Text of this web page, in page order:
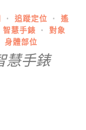
· 追蹤定位 ·
遙
慧手錶 ·
對象
身體部位
慧手錶